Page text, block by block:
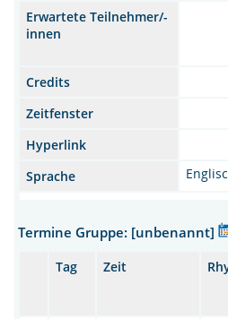
Erwartete Teilnehmer/-
innen
Credits
Zeitfenster
Hyperlink
Sprache
Termine Gruppe: [unbenannt]
Tag Zeit